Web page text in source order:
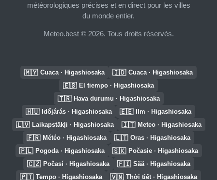
météorologiques précises et en direct pour les villes
du monde entier.
Meteo.best © 2026. Tous droits réservés.
🇲🇾 Cuaca · Higashiosaka 🇮🇩 Cuaca · Higashiosaka
🇪🇸 El tiempo · Higashiosaka
🇹🇷 Hava durumu · Higashiosaka
🇭🇺 Időjárás · Higashiosaka 🇪🇪 Ilm · Higashiosaka
🇱🇻 Laikapstākļi · Higashiosaka 🇮🇹 Meteo · Higashiosaka
🇫🇷 Météo · Higashiosaka 🇱🇹 Oras · Higashiosaka
🇵🇱 Pogoda · Higashiosaka 🇸🇰 Počasie · Higashiosaka
🇨🇿 Počasí · Higashiosaka 🇫🇮 Sää · Higashiosaka
🇵🇹 Tempo · Higashiosaka 🇻🇳 Thời tiết · Higashiosaka